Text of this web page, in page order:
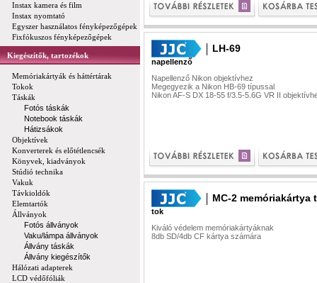
Instax kamera és film
Instax nyomtató
Egyszer használatos fényképezőgépek
Fixfókuszos fényképezőgépek
Kiegészítők, tartozékok
Memóriakártyák és háttértárak
Tokok
Táskák
Fotós táskák
Notebook táskák
Hátizsákok
Objektívek
Konverterek és előtétlencsék
Könyvek, kiadványok
Stúdió technika
Vakuk
Távkioldók
Elemtartók
Állványok
Fotós állványok
Vaku/lámpa állványok
Állvány táskák
Állvány kiegészítők
Hálózati adapterek
LCD védőfóliák
LH-69
napellenző
Napellenző Nikon objektívhez
Megegyezik a Nikon HB-69 típussal
Nikon AF-S DX 18-55 f/3.5-5.6G VR II
MC-2 memóriakártya
tok
Kiváló védelem memóriakártyáknak
8db SD/4db CF kártya számára